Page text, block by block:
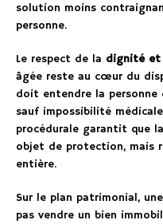
solution moins
personne.
Le respect de la dignité et
âgée reste au cœur du
doit entendre la personne
sauf impossibilité
procédurale garantit que
objet de protection, mais
entière.
Sur le plan patrimonial,
pas vendre un bien